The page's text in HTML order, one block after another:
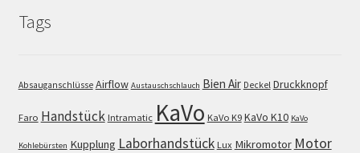
Tags
Absauganschlüsse Airflow Austauschschlauch Bien Air Deckel Druckknopf
Faro Handstück Intramatic KaVo KaVo K9 KaVo K10 KaVo
Kohlebürsten Kupplung Laborhandstück Lux Mikromotor Motor